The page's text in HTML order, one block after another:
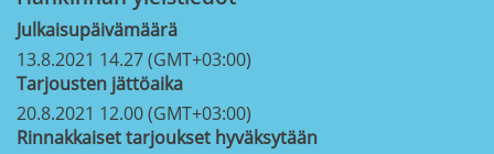
Julkaisupäivämäärä
13.8.2021 14.27 (GMT+03:00)
Tarjousten jättöaika
20.8.2021 12.00 (GMT+03:00)
Rinnakkaiset tarjoukset hyväksytään